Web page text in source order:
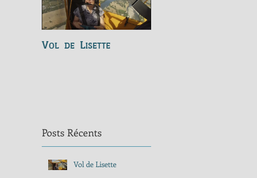
Vol de Lisette
Posts Récents
Vol de Lisette